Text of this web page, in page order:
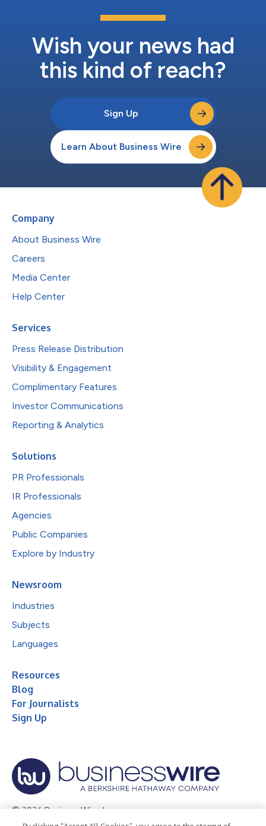
表示：「黑石擁有無與倫比的平台和卓越的客戶服務記錄，使其在
為保險公司創造價值方面處於獨特的地位。我很榮幸能成為這個團
Wish your news had
this kind of reach?
Sign Up
Learn About Business Wire
Company
About Business Wire
Careers
Media Center
Help Center
Services
Press Release Distribution
Visibility & Engagement
Complimentary Features
Investor Communications
Reporting & Analytics
Solutions
PR Professionals
IR Professionals
Agencies
Public Companies
Explore by Industry
Newsroom
Industries
Subjects
Languages
Resources
Blog
For Journalists
Sign Up
© 2026 Business Wire, Inc.